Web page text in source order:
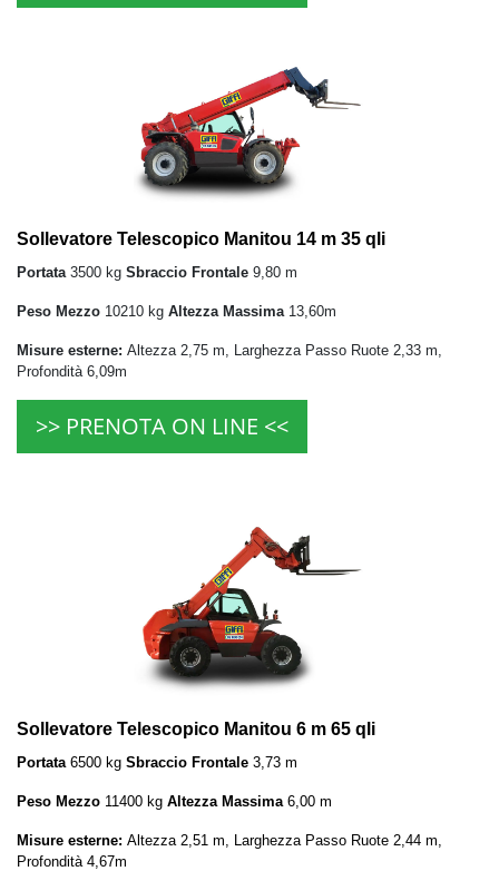
Sollevatore Telescopico Manitou 14 m 35 qli
Portata 3500 kg Sbraccio Frontale 9,80 m
Peso Mezzo 10210 kg Altezza Massima 13,60m
Misure esterne: Altezza 2,75 m, Larghezza Passo Ruote 2,33 m,
Profondità 6,09m
>> PRENOTA ON LINE <<
Sollevatore Telescopico Manitou 6 m 65 qli
Portata 6500 kg Sbraccio Frontale 3,73 m
Peso Mezzo 11400 kg Altezza Massima 6,00 m
Misure esterne: Altezza 2,51 m, Larghezza Passo Ruote 2,44 m,
Profondità 4,67m